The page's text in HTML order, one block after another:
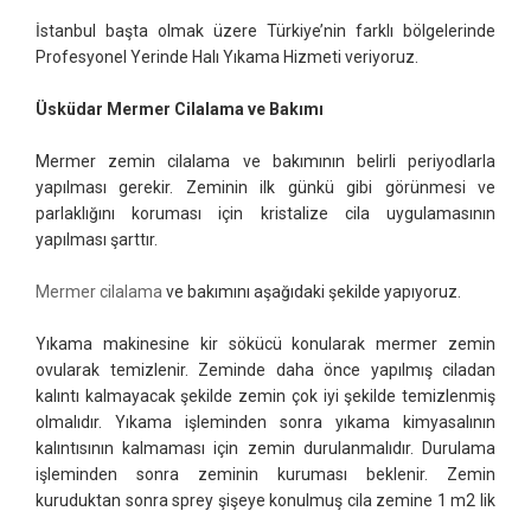
İstanbul başta olmak üzere Türkiye’nin farklı bölgelerinde
Profesyonel Yerinde Halı Yıkama Hizmeti veriyoruz.
Üsküdar Mermer Cilalama ve Bakımı
Mermer zemin cilalama ve bakımının belirli periyodlarla
yapılması gerekir. Zeminin ilk günkü gibi görünmesi ve
parlaklığını koruması için kristalize cila uygulamasının
yapılması şarttır.
Mermer cilalama ve bakımını aşağıdaki şekilde yapıyoruz.
Yıkama makinesine kir sökücü konularak mermer zemin
ovularak temizlenir. Zeminde daha önce yapılmış ciladan
kalıntı kalmayacak şekilde zemin çok iyi şekilde temizlenmiş
olmalıdır. Yıkama işleminden sonra yıkama kimyasalının
kalıntısının kalmaması için zemin durulanmalıdır. Durulama
işleminden sonra zeminin kuruması beklenir. Zemin
kuruduktan sonra sprey şişeye konulmuş cila zemine 1 m2 lik